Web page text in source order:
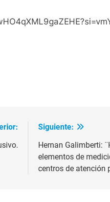
Siguiente:
Hernan Galimberti:
elementos de
centros de atención